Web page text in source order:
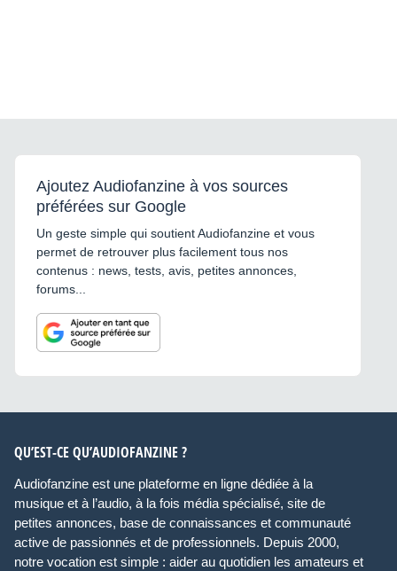
Ajoutez Audiofanzine à vos sources
préférées sur Google
Un geste simple qui soutient Audiofanzine et vous
permet de retrouver plus facilement tous nos
contenus : news, tests, avis, petites annonces,
forums...
QU’EST-CE QU’AUDIOFANZINE ?
Audiofanzine est une plateforme en ligne dédiée à la
musique et à l’audio, à la fois média spécialisé, site de
petites annonces, base de connaissances et communauté
active de passionnés et de professionnels. Depuis 2000,
notre vocation est simple : aider au quotidien les amateurs et